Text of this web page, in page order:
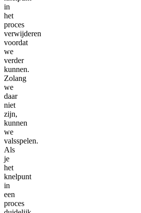
in
het
proces
verwijderen
voordat
we
verder
kunnen.
Zolang
we
daar
niet
zijn,
kunnen
we
valsspelen.
Als
je
het
knelpunt
in
een
proces